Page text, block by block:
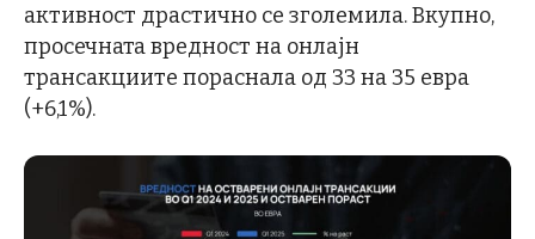
активност драстично се зголемила. Вкупно,
просечната вредност на онлајн
трансакциите пораснала од 33 на 35 евра
(+6,1%).